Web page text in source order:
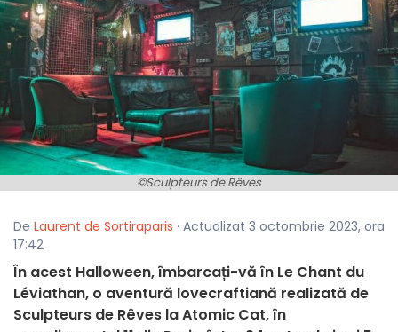
©Sculpteurs de Rêves
De Laurent de Sortiraparis · Actualizat 3 octombrie 2023, ora
17:42
În acest Halloween, îmbarcați-vă în Le Chant du
Léviathan, o aventură lovecraftiană realizată de
Sculpteurs de Rêves la Atomic Cat, în